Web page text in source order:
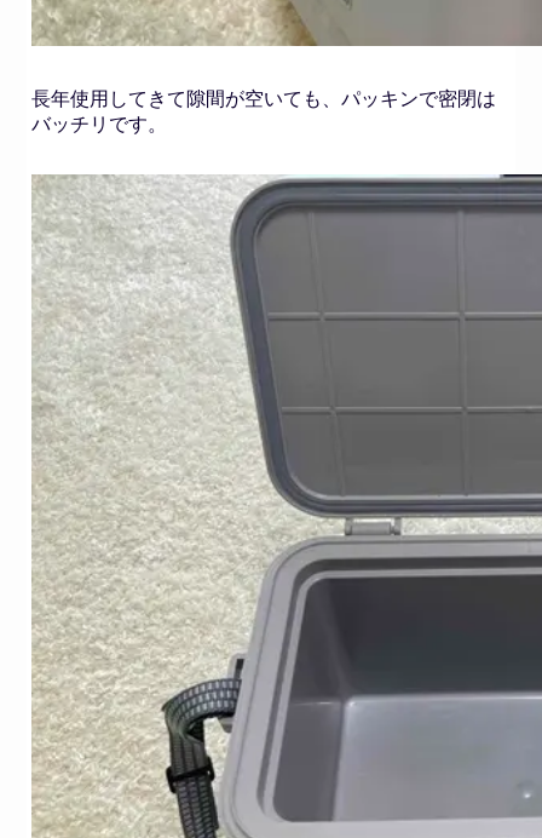
長年使用してきて隙間が空いても、パッキンで密閉は
バッチリです。